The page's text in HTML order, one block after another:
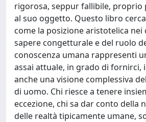
rigorosa, seppur fallibile, proprio
al suo oggetto. Questo libro
come la posizione aristotelica
sapere congetturale e del ruolo
conoscenza umana rappresenti
assai attuale, in grado di fornirci,
anche una visione complessiva
di uomo. Chi riesce a tenere
eccezione, chi sa dar conto della
delle realtà tipicamente umane,